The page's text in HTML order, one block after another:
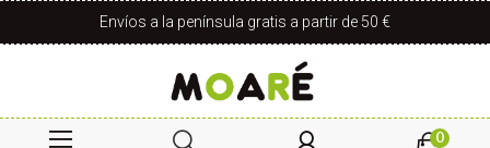
Envíos a la península gratis a partir de 50 €
0